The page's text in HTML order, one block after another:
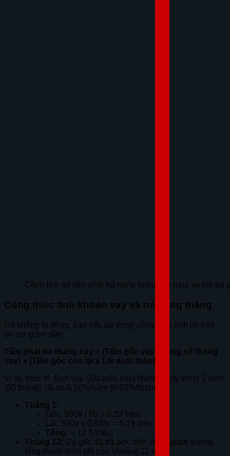
Cách tính số tiền phải trả hàng tháng khi mua xe ôtô trả
Công thức tính khoản vay và trả hàng tháng
Để không bị động, bạn hãy áp dụng công thức tính lãi trên
dư nợ giảm dần:
Tiền phải trả tháng này = (Tiền gốc vay / Tổng số tháng
vay) + (Tiền gốc còn lại x Lãi suất tháng)
Ví dụ thực tế: Bạn vay 500 triệu mua Honda City trong 5 năm
(60 tháng), lãi suất 10%/năm (0.83%/tháng).
Tháng 1:
Gốc: 500tr / 60 = 8.33 triệu.
Lãi: 500tr x 0.83% = 4.15 triệu.
Tổng: ~ 12.5 triệu.
Tháng 12: Do gốc đã trả bớt, tiền lãi sẽ giảm xuống,
tổng thanh toán chỉ còn khoảng 11 triệu.